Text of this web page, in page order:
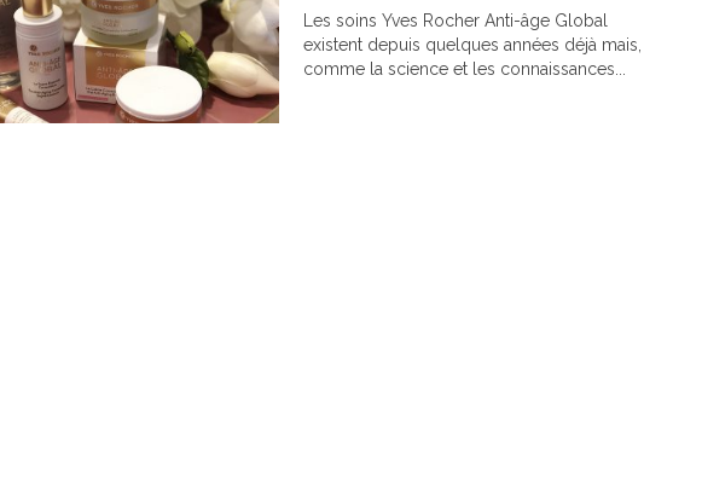
Les soins Yves Rocher Anti-âge Global
existent depuis quelques années déjà mais,
comme la science et les connaissances...